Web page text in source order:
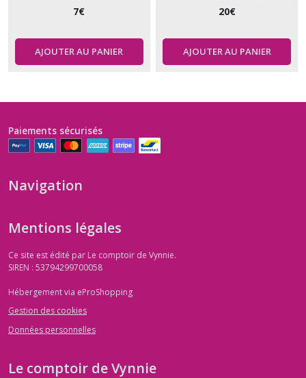
7€
AJOUTER AU PANIER
20€
AJOUTER AU PANIER
Paiements sécurisés
Navigation
Mentions légales
Ce site est édité par Le comptoir de Vynnie.
SIREN : 53794299700058
Hébergement via eProShopping
Gestion des cookies
Données personnelles
Le comptoir de Vynnie